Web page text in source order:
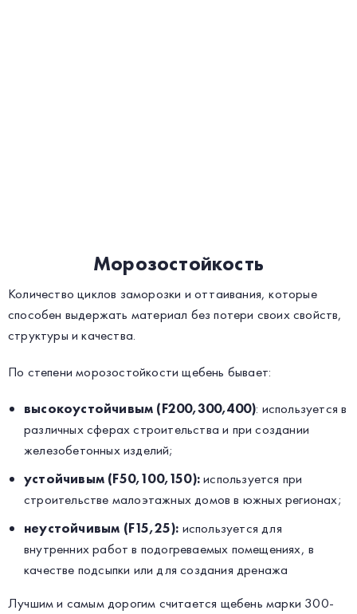
Морозостойкость
Количество циклов заморозки и оттаивания, которые
способен выдержать материал без потери своих свойств,
структуры и качества.
По степени морозостойкости щебень бывает:
высокоустойчивым (F200,300,400): используется в
различных сферах строительства и при создании
железобетонных изделий;
устойчивым (F50,100,150):используется при
строительстве малоэтажных домов в южных регионах;
неустойчивым (F15,25): используется для
внутренних работ в подогреваемых помещениях, в
качестве подсыпки или для создания дренажа
Лучшим и самым дорогим считается щебень марки 300-